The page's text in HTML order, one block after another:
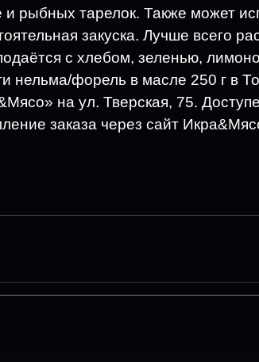
и рыбных тарелок. Также может
закуска. Лучше всего
с хлебом, зеленью,
нельма/форель в масле 250 г в
на ул. Тверская, 75.
заказа через сайт